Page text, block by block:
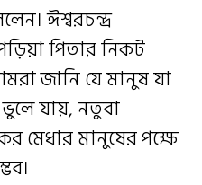
ঈশ্বরচন্দ্র
পিতার নিকট
জানি যে মানুষ যা
যায়, নতুবা
মেধার মানুষের পক্ষে